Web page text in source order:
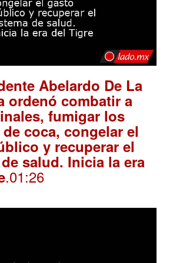
Abelardo De La
ordenó combatir a
fumigar los
coca, congelar el
y recuperar el
salud. Inicia la era
.01:26